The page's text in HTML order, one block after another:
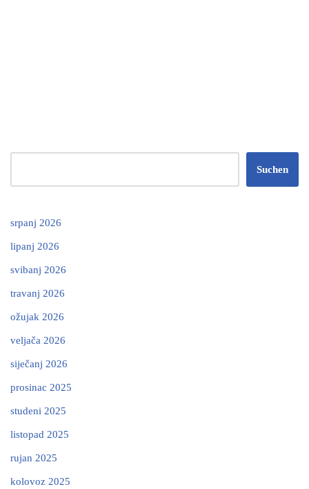
Suchen
srpanj 2026
lipanj 2026
svibanj 2026
travanj 2026
ožujak 2026
veljača 2026
siječanj 2026
prosinac 2025
studeni 2025
listopad 2025
rujan 2025
kolovoz 2025